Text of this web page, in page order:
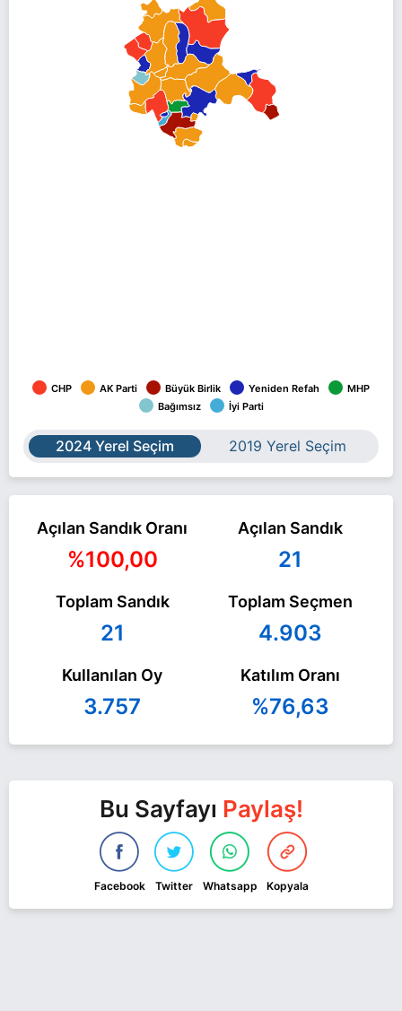
CHP AK Parti Büyük Birlik Yeniden Refah
MHP
Bağımsız
İyi Parti
2024 Yerel Seçim 2019 Yerel Seçim
Açılan Sandık Oranı
%100,00
Açılan Sandık
21
Toplam Sandık
21
Toplam Seçmen
4.903
Kullanılan Oy
3.757
Katılım Oranı
%76,63
Bu Sayfayı Paylaş!
Facebook Twitter Whatsapp Kopyala